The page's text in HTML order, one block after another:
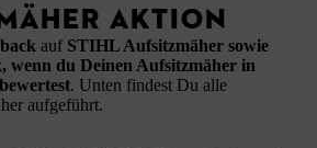
AKTION
auf STIHL Aufsitzmäher sowie
wenn du Deinen Aufsitzmäher in
. Unten findest Du alle
aufgeführt.